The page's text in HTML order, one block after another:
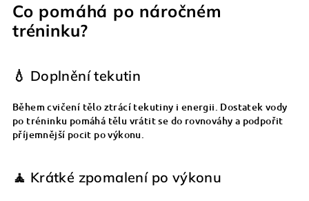
Co pomáhá po náročném
tréninku?
💧 Doplnění tekutin
Během cvičení tělo ztrácí tekutiny i energii. Dostatek vody
po tréninku pomáhá tělu vrátit se do rovnováhy a podpořit
příjemnější pocit po výkonu.
🧘 Krátké zpomalení po výkonu